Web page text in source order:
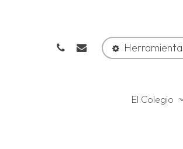
phoneemail
El Colegio